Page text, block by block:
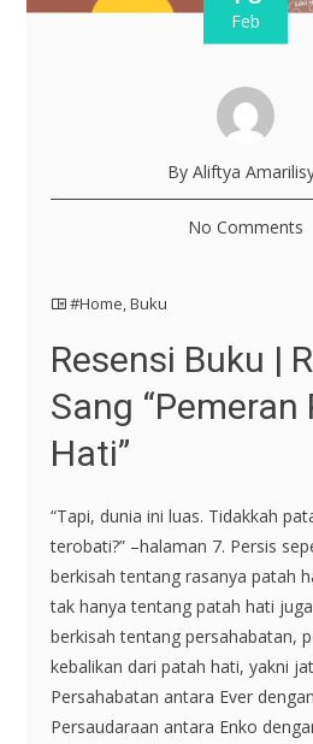
Feb
By Aliftya
No Comments
#Home,Buku
Resensi Buku |
Sang “Pemeran
Hati”
“Tapi, dunia ini luas. Tidakkah
terobati?” –halaman 7. Persis
berkisah tentang rasanya patah
tak hanya tentang patah hati
berkisah tentang persahabatan,
kebalikan dari patah hati, yakni
Persahabatan antara Ever
Persaudaraan antara Enko